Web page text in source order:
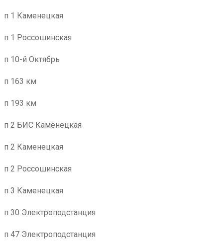
п 1 Каменецкая
п 1 Россошинская
п 10-й Октябрь
п 163 км
п 193 км
п 2 БИС Каменецкая
п 2 Каменецкая
п 2 Россошинская
п 3 Каменецкая
п 30 Электроподстанция
п 47 Электроподстанция